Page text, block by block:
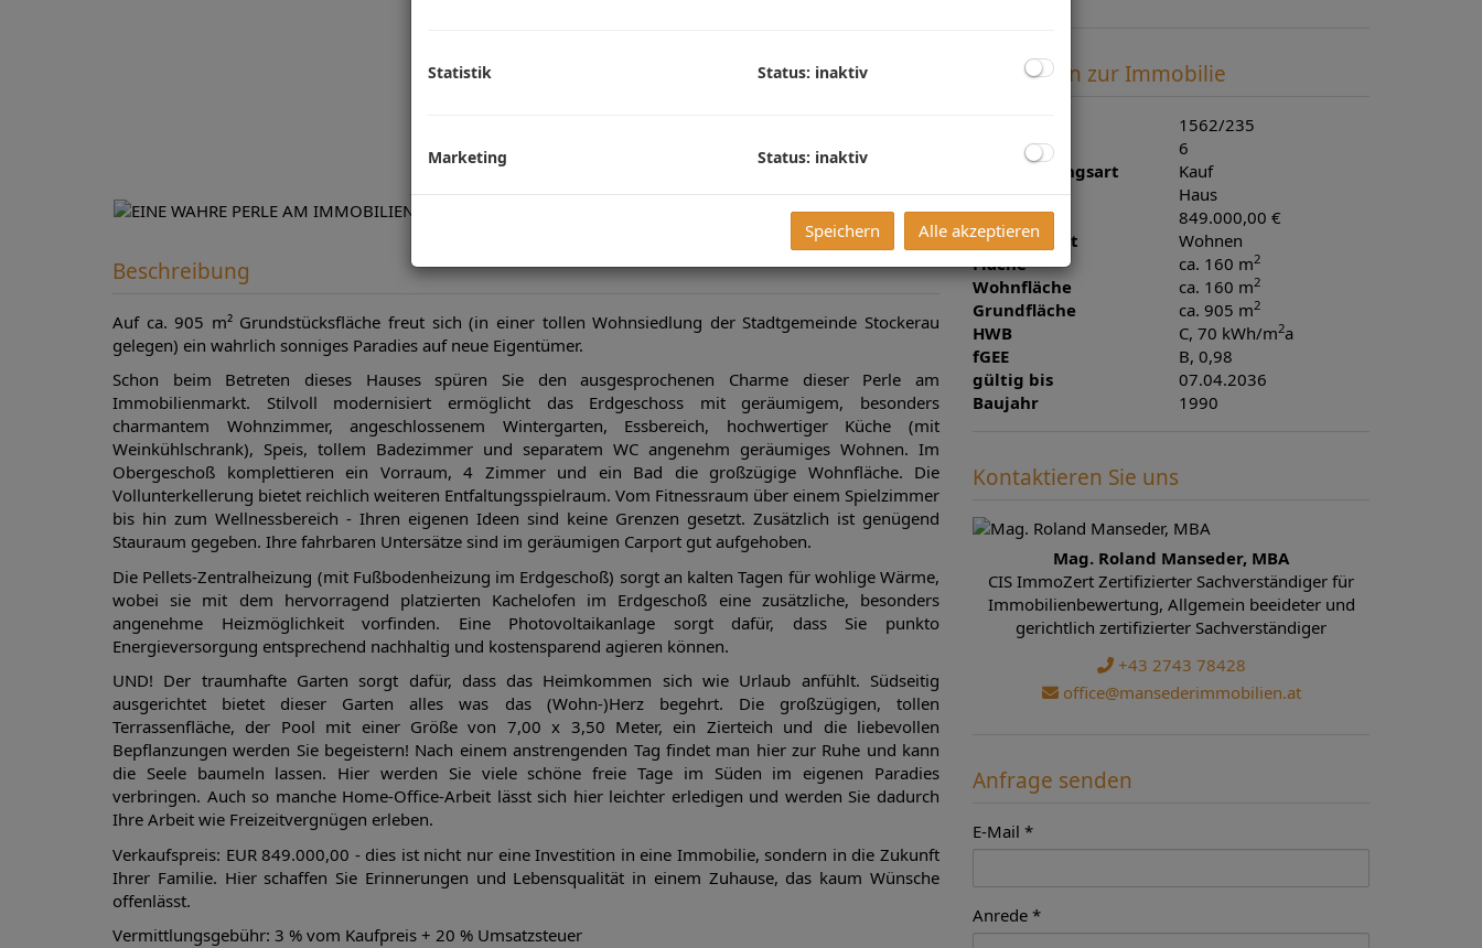
Beschreibung
Auf ca. 905 m² Grundstücksfläche freut sich (in einer tollen Wohnsiedlung der Stadtgemeinde Stockerau
gelegen) ein wahrlich sonniges Paradies auf neue Eigentümer.
Schon beim Betreten dieses Hauses spüren Sie den ausgesprochenen Charme dieser Perle am
Immobilienmarkt. Stilvoll modernisiert ermöglicht das Erdgeschoss mit geräumigem, besonders
charmantem Wohnzimmer, angeschlossenem Wintergarten, Essbereich, hochwertiger Küche (mit
Weinkühlschrank), Speis, tollem Badezimmer und separatem WC angenehm geräumiges Wohnen. Im
Obergeschoß komplettieren ein Vorraum, 4 Zimmer und ein Bad die großzügige Wohnfläche. Die
Vollunterkellerung bietet reichlich weiteren Entfaltungsspielraum. Vom Fitnessraum über einem Spielzimmer
bis hin zum Wellnessbereich - Ihren eigenen Ideen sind keine Grenzen gesetzt. Zusätzlich ist genügend
Stauraum gegeben. Ihre fahrbaren Untersätze sind im geräumigen Carport gut aufgehoben.
Die Pellets-Zentralheizung (mit Fußbodenheizung im Erdgeschoß) sorgt an kalten Tagen für wohlige Wärme,
wobei sie mit dem hervorragend platzierten Kachelofen im Erdgeschoß eine zusätzliche, besonders
angenehme Heizmöglichkeit vorfinden. Eine Photovoltaikanlage sorgt dafür, dass Sie punkto
Energieversorgung entsprechend nachhaltig und kostensparend agieren können.
UND! Der traumhafte Garten sorgt dafür, dass das Heimkommen sich wie Urlaub anfühlt. Südseitig
ausgerichtet bietet dieser Garten alles was das (Wohn-)Herz begehrt. Die großzügigen, tollen
Terrassenfläche, der Pool mit einer Größe von 7,00 x 3,50 Meter, ein Zierteich und die liebevollen
Bepflanzungen werden Sie begeistern! Nach einem anstrengenden Tag findet man hier zur Ruhe und kann
die Seele baumeln lassen. Hier werden Sie viele schöne freie Tage im Süden im eigenen Paradies
verbringen. Auch so manche Home-Office-Arbeit lässt sich hier leichter erledigen und werden Sie dadurch
Ihre Arbeit wie Freizeitvergnügen erleben.
Verkaufspreis: EUR 849.000,00 - dies ist nicht nur eine Investition in eine Immobilie, sondern in die Zukunft
Ihrer Familie. Hier schaffen Sie Erinnerungen und Lebensqualität in einem Zuhause, das kaum Wünsche
offenlässt.
Vermittlungsgebühr: 3 % vom Kaufpreis + 20 % Umsatzsteuer
Basisdaten zur Immobilie
1562/235
Zimmer
6
Vermarktungsart
Kauf
Objektart
Haus
Kaufpreis
849.000,00 €
Nutzungsart
Wohnen
Fläche
ca. 160 m2
Wohnfläche ca. 160 m2
Grundfläche ca. 905 m2
HWB C, 70 kWh/m2a
fGEE
B, 0,98
gültig bis
07.04.2036
Baujahr
1990
Kontaktieren Sie uns
Mag. Roland Manseder, MBA
CIS ImmoZert Zertifizierter Sachverständiger für
Immobilienbewertung, Allgemein beeideter und
gerichtlich zertifizierter Sachverständiger
+43 2743 78428
office@mansederimmobilien.at
Anfrage senden
E-Mail
Anrede
Statistik Status: inaktiv
Marketing Status: inaktiv
Speichern Alle akzeptieren